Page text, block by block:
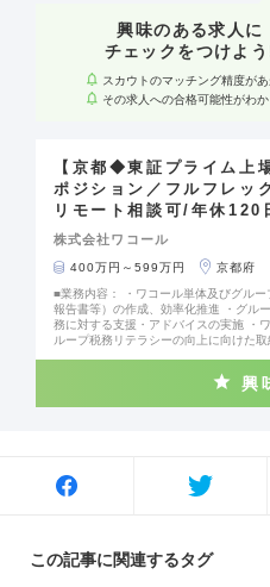
興味のある求人に
チェックをつけよ
スカウトのマッチング精度が
その求人への合格可能性がわか
【京都◆東証プライム上
ポジション／フルフレッ
リモート相談可/年休120
株式会社ワコール
400万円～599万円
京都府
■業務内容： ・ワコール単体及びグル
報告書等）の作成、効率化推進 ・グル
務に対する支援・アドバイスの実施 ・
ループ税務リテラシーの向上に向けた
興
この記事に関連するタグ